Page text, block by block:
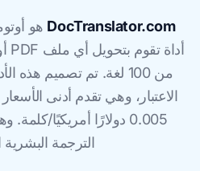
DocTranslator.com
من 100 لغة. تم تصميم
الاعتبار، وهي تقدم أدنى
0.005 دولارًا أمريكيًا/
الترجمة البشرية